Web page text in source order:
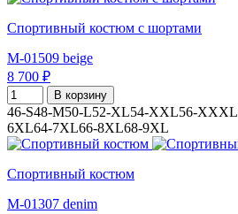
Спортивный костюм с шортами
M-01509 beige
8 700 ₽
В корзину
46-S48-M50-L52-XL54-XXL56-XXXL
6XL64-7XL66-8XL68-9XL
Спортивный костюм
M-01307 denim